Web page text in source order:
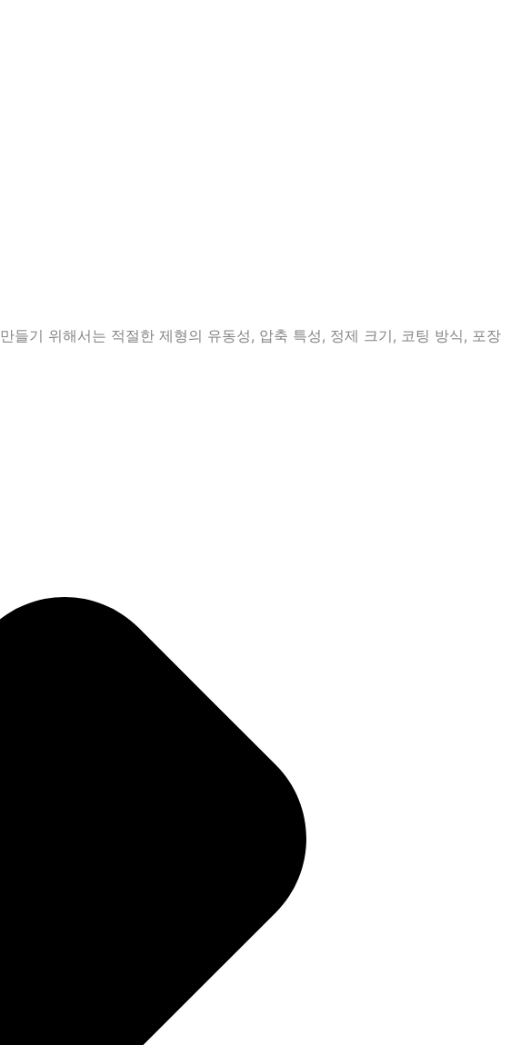
기 위해서는 적절한 제형의 유동성, 압축 특성, 정제 크기, 코팅 방식, 포장